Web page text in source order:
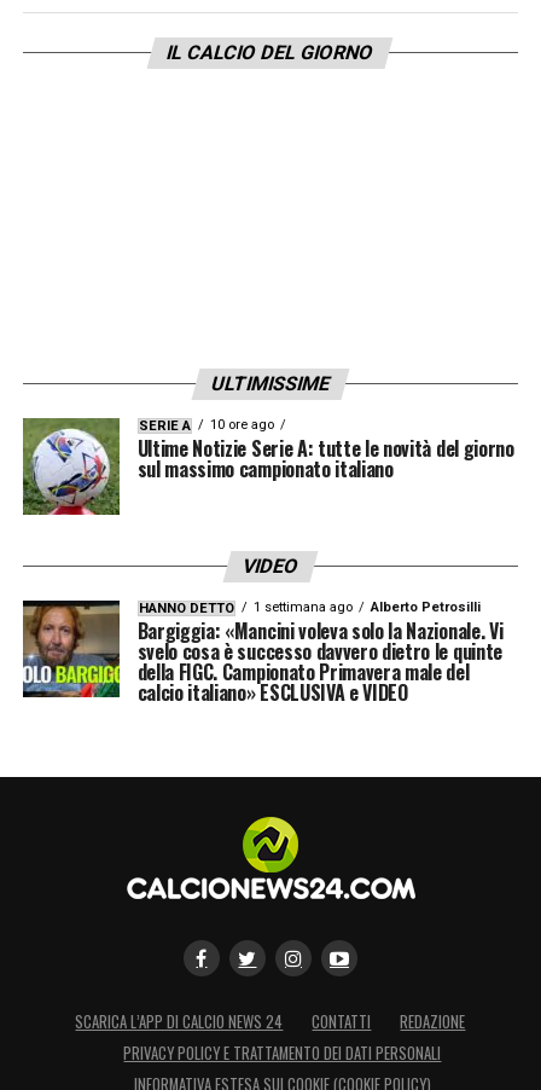
IL CALCIO DEL GIORNO
ULTIMISSIME
SERIE A 10 ore ago
Ultime Notizie Serie A: tutte le novità del giorno
sul massimo campionato italiano
VIDEO
HANNO DETTO 1 settimana ago Alberto Petrosilli
Bargiggia: «Mancini voleva solo la Nazionale. Vi
svelo cosa è successo davvero dietro le quinte
della FIGC. Campionato Primavera male del
calcio italiano» ESCLUSIVA e VIDEO
SCARICA L’APP DI CALCIO NEWS 24 CONTATTI
REDAZIONE
PRIVACY POLICY E TRATTAMENTO DEI DATI PERSONALI
INFORMATIVA ESTESA SUI COOKIE (COOKIE POLICY)